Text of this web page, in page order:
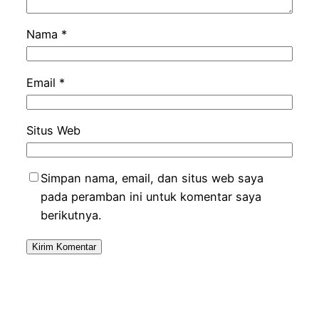
Nama *
Email *
Situs Web
Simpan nama, email, dan situs web saya
pada peramban ini untuk komentar saya
berikutnya.